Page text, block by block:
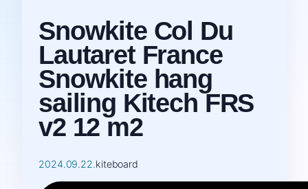
Snowkite Col Du
Lautaret France
Snowkite hang
sailing Kitech FRS
v2 12 m2
2024.09.22.kiteboard